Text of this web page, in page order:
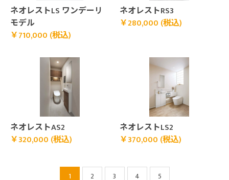
ネオレストLS ワンデーリ
モデル
￥710,000 (税込)
￥710,000 (税込)">
ネオレストRS3
￥280,000 (税込)
￥280,000 (税込)">
ネオレストAS2
￥320,000 (税込)
￥320,000 (税込)">
ネオレストLS2
￥370,000 (税込)
￥370,000 (税込)">
1 2 3 4 5